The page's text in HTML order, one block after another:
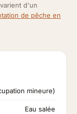
d'un
de pêche en
mineure)
Eau salée